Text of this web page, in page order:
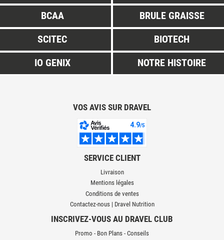
BCAA
BRULE GRAISSE
SCITEC
BIOTECH
IO GENIX
NOTRE HISTOIRE
VOS AVIS SUR DRAVEL
SERVICE CLIENT
Livraison
Mentions légales
Conditions de ventes
Contactez-nous | Dravel Nutrition
INSCRIVEZ-VOUS AU DRAVEL CLUB
Promo - Bon Plans - Conseils